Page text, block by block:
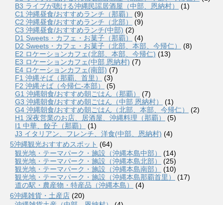
B3 ライブが聴ける沖縄民謡居酒屋（中部、恩納村）
(1)
C1 沖縄昼食/おすすめランチ（那覇）
(9)
C2 沖縄昼食/おすすめランチ（北部）
(9)
C3 沖縄昼食/おすすめランチ(中部) (2)
D1 Sweets・カフェ・お菓子（那覇）
(4)
D2 Sweets・カフェ・お菓子（北部、本部、今帰仁）
(8)
E2 ロケーションカフェ(北部、本部、今帰仁) (13)
E3 ロケーションカフェ(中部 恩納村) (7)
E4 ロケーションカフェ(南部) (7)
F1 沖縄そば（那覇、首里）
(3)
F2 沖縄そば（今帰仁-本部）
(5)
G1 沖縄朝食/おすすめ朝ごはん（那覇）
(7)
G3 沖縄朝食/おすすめ朝ごはん（中部 恩納村）
(1)
G4 沖縄朝食/おすすめ朝ごはん（北部、本部、今帰仁）
(2)
H1 深夜営業のお店、居酒屋、沖縄料理（那覇）
(5)
I1 中華、餃子（那覇）
(1)
J3 イタリアン、フレンチ、洋食(中部、恩納村) (4)
5沖縄観光おすすめスポット (64)
観光地・テーマパーク・施設（沖縄本島中部）
(14)
観光地・テーマパーク・施設（沖縄本島北部）
(25)
観光地・テーマパーク・施設（沖縄本島南部）
(10)
観光地・テーマパーク・施設（沖縄本島那覇首里）
(17)
道の駅・農産物・特産品（沖縄本島）
(4)
6沖縄雑貨・土産店 (20)